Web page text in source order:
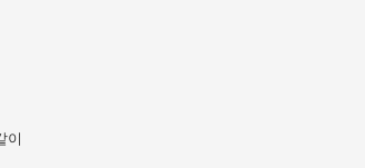
이